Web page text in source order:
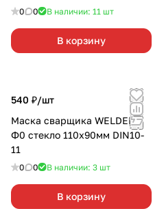
0 0 В наличии: 11 шт
В корзину
540 ₽/шт
Маска сварщика WELDER
Ф0 стекло 110x90мм DIN10-
11
0 0 В наличии: 3 шт
В корзину